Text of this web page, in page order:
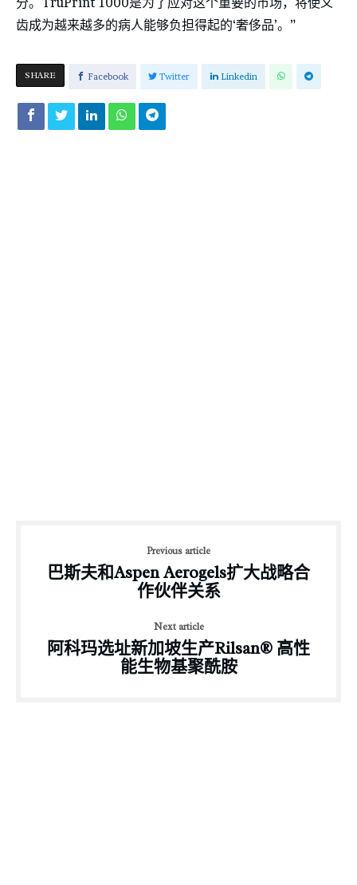
齿成为越来越多的病人能够负担得起的‘奢侈品’。”
SHARE Facebook Twitter Linkedin
Previous article
巴斯夫和Aspen Aerogels扩大战略合
作伙伴关系
Next article
阿科玛选址新加坡生产Rilsan® 高性
能生物基聚酰胺